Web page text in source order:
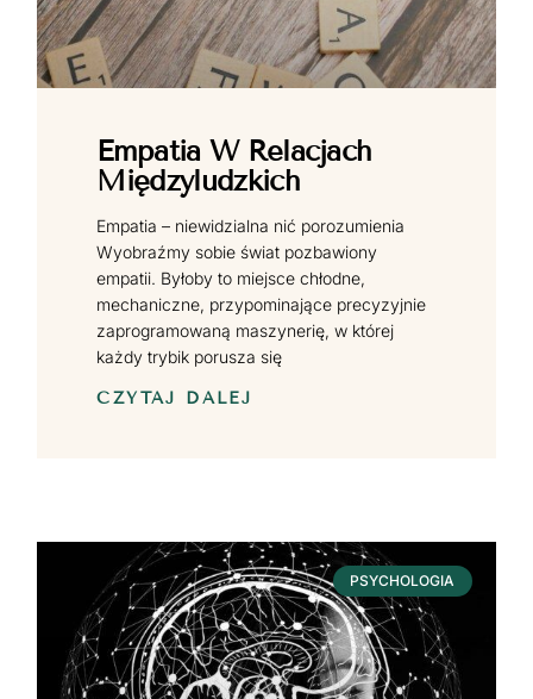
Empatia W Relacjach
Międzyludzkich
Empatia – niewidzialna nić porozumienia
Wyobraźmy sobie świat pozbawiony
empatii. Byłoby to miejsce chłodne,
mechaniczne, przypominające precyzyjnie
zaprogramowaną maszynerię, w której
każdy trybik porusza się
CZYTAJ DALEJ
PSYCHOLOGIA